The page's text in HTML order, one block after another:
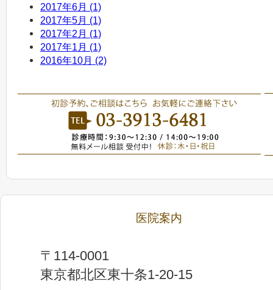
2017年6月 (1)
2017年5月 (1)
2017年2月 (1)
2017年1月 (1)
2016年10月 (2)
医院案内
〒114-0001
東京都北区東十条1-20-15